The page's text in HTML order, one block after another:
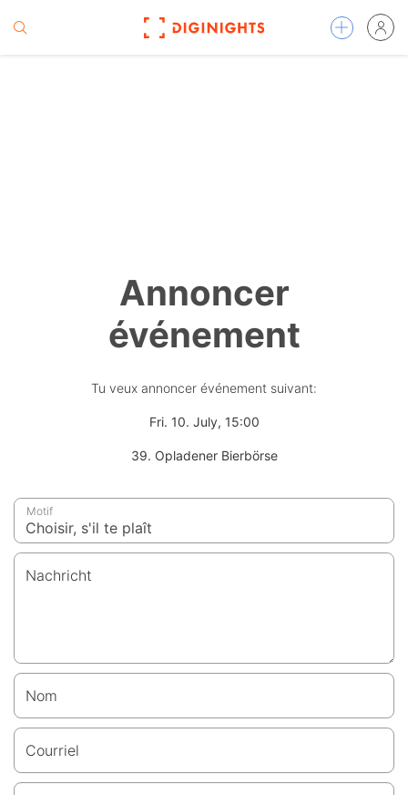
Annoncer
événement
Tu veux annoncer événement suivant:
Fri. 10. July, 15:00
39. Opladener Bierbörse
Motif
Nachricht
Nom
Courriel